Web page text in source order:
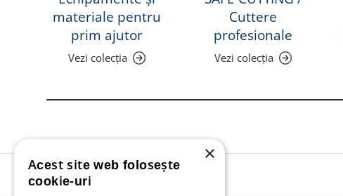
materiale pentru
prim ajutor
Vezi colecția
Cuttere
profesionale
Vezi colecția
×
Acest site web folosește
cookie-uri